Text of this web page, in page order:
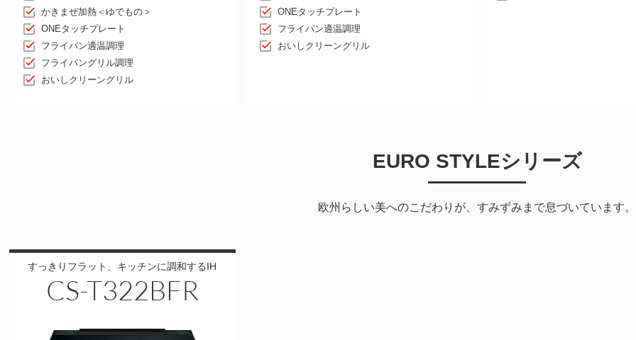
かきまぜ加熱＜ゆでもの＞
ONEタッチプレート
フライパン適温調理
フライパングリル調理
おいしクリーングリル
ONEタッチプレート
フライパン適温調理
おいしクリーングリル
EURO STYLEシリーズ
欧州らしい美へのこだわりが、すみずみまで息づいています。
すっきりフラット、キッチンに調和するIH
CS-T322BFR